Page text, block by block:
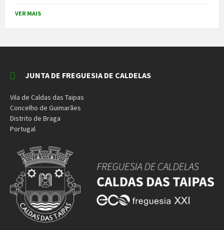
VER MAIS
JUNTA DE FREGUESIA DE CALDELAS
Vila de Caldas das Taipas
Concelho de Guimarães
Distrito de Braga
Portugal